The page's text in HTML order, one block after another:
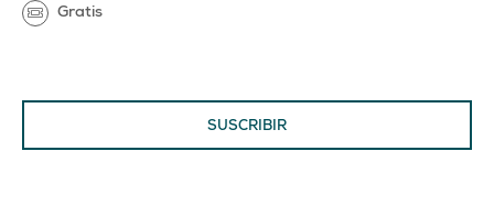
Gratis
SUSCRIBIR